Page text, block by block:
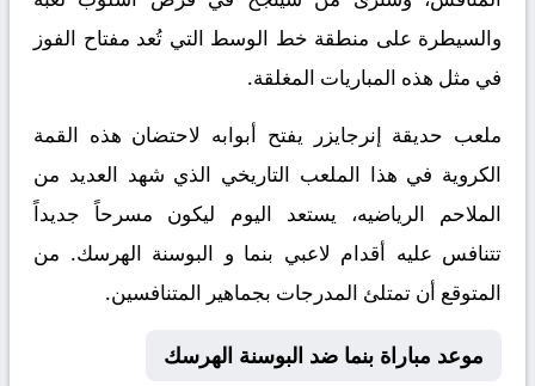
والسيطرة على منطقة خط الوسط التي تُعد مفتاح الفوز
في مثل هذه المباريات المغلقة.
ملعب حديقة إنرجايزر يفتح أبوابه لاحتضان هذه القمة
الكروية في هذا الملعب التاريخي الذي شهد العديد من
الملاحم الرياضيه، يستعد اليوم ليكون مسرحاً جديداً
تتنافس عليه أقدام لاعبي بنما و البوسنة الهرسك. من
المتوقع أن تمتلئ المدرجات بجماهير المتنافسين.
موعد مباراة بنما ضد البوسنة الهرسك